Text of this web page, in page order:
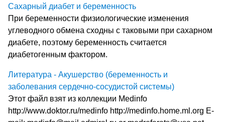
Сахарный диабет и беременность
При беременности физиологические изменения
углеводного обмена сходны с таковыми при сахарном
диабете, поэтому беременность считается
диабетогенным фактором.
Литература - Акушерство (беременность и
заболевания сердечно-сосудистой системы)
Этот файл взят из коллекции Medinfo
http://www.doktor.ru/medinfo http://medinfo.home.ml.org E-